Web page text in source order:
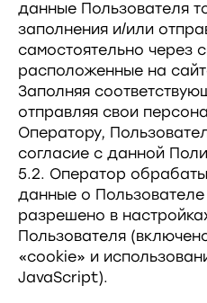
данные Пользователя
заполнения и/или
самостоятельно
расположенные на
Заполняя
отправляя свои
Оператору,
согласие с данной
5.2. Оператор
данные о Пользователе
разрешено в
Пользователя
«cookie» и
JavaScript).